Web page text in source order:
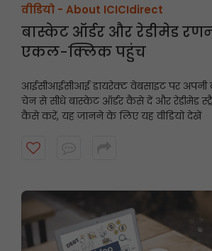
वीडियो - About ICICIdirect
बास्केट ऑर्डर और रेडीमेड
एकल-क्लिक पहुंच
आईसीआईसीआई डायरेक्ट वेबसाइट पर अपनी
चेन से सीधे बास्केट ऑर्डर कैसे दें और रेडीमेड
कैसे करें, यह जानने के लिए यह वीडियो देखें